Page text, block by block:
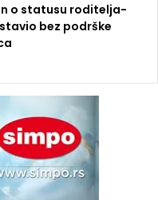
o statusu roditelja-
bez podrške